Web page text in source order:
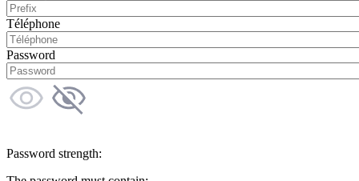
Téléphone
Password
Password strength: